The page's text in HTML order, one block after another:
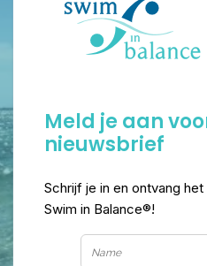
Meld je aan
nieuwsbrief
Schrijf je in en ontvang
Swim in Balance®!